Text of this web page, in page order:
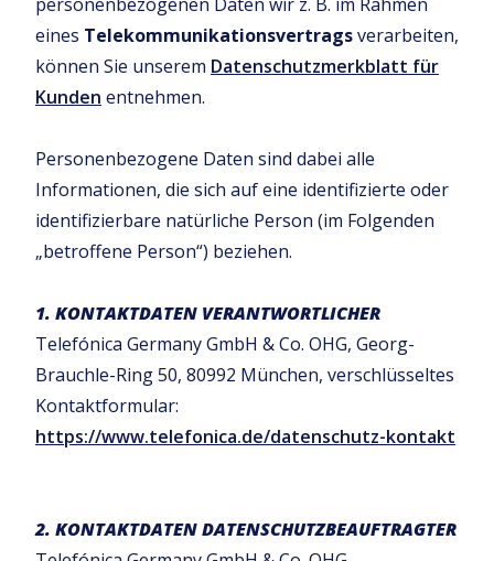
eines Telekommunikationsvertragsverarbeiten,
können Sie unserem Datenschutzmerkblatt für
Kunden entnehmen.
Personenbezogene Daten sind dabei alle
Informationen, die sich auf eine identifizierte oder
identifizierbare natürliche Person (im Folgenden
„betroffene Person“) beziehen.
1. KONTAKTDATEN VERANTWORTLICHER
Telefónica Germany GmbH & Co. OHG, Georg-
Brauchle-Ring 50, 80992 München, verschlüsseltes
Kontaktformular:
https://www.telefonica.de/datenschutz-kontakt
2. KONTAKTDATEN DATENSCHUTZBEAUFTRAGTER